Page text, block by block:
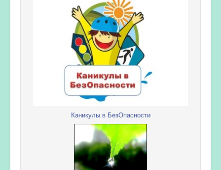
Каникулы в БезОпасности